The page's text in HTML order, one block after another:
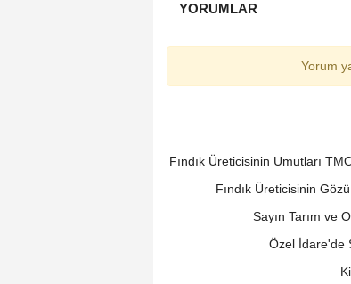
YORUMLAR
Yorum
Fındık Üreticisinin Umutları
Fındık Üreticisinin
Sayın Tarım ve
Özel İdare'de